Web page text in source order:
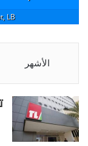
F
a
c
e
T
w
itt
er
LB
الأشهر